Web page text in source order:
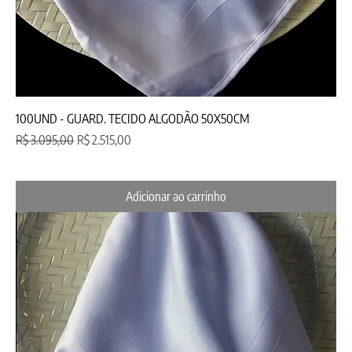
100UND - GUARD. TECIDO ALGODÃO 50X50CM
Preço normal
R$ 3.095,00 Preço promocional
R$ 2.515,00
Adicionar ao carrinho